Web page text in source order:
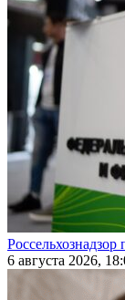
6 августа 2026,